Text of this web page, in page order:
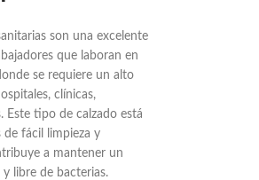
son una excelente
que laboran en
se requiere un alto
clínicas,
Este tipo de calzado está
de fácil limpieza y
a mantener un
libre de bacterias.